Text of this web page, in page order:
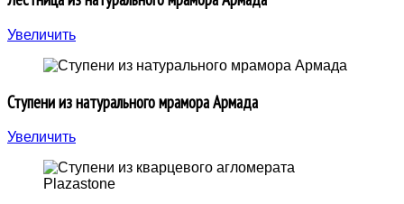
Увеличить
Ступени из натурального мрамора Армада
Увеличить